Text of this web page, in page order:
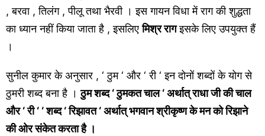
, बरवा , तिलंग , पीलू तथा भैरवी । इस गायन विधा में राग की शुद्धता
का ध्यान नहीं किया जाता है , इसलिएमिश्र रागइसके लिए उपयुक्त हैं
।
सुनील कुमार के अनुसार , ‘ ठुम ‘ और ‘ री ‘ इन दोनों शब्दों के योग से
ठुमरी शब्द बना है ।ठुम शब्द ‘ ठुमकत चाल ‘ अर्थात् राधा जी की चाल
और ‘ री ‘ ‘ शब्द ‘ रिझावत ‘ अर्थात् भगवान श्रीकृष्ण के मन को रिझाने
की ओर संकेत करता है ।